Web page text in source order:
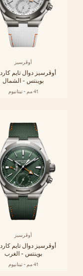
أوڤرسيز
أوڤرسيز دوال تايم
بوينتس - الشمال
41 مم - تيتانيوم
أوڤرسيز
أوڤرسيز دوال تايم
بوينتس - الغرب
41 مم - تيتانيوم